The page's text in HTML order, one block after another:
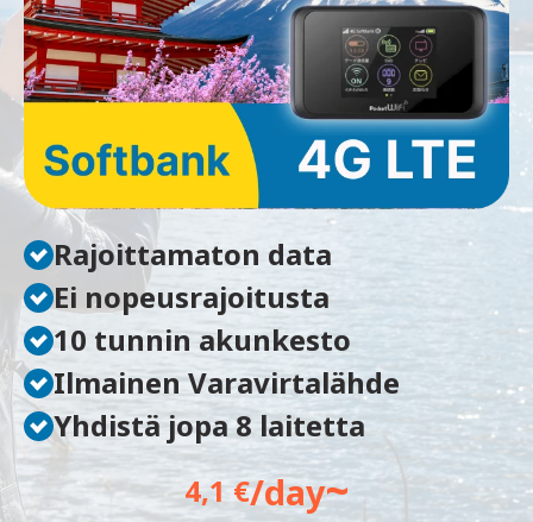
Rajoittamaton data
Ei nopeusrajoitusta
10 tunnin akunkesto
Ilmainen Varavirtalähde
Yhdistä jopa 8 laitetta
4,1 €/day~